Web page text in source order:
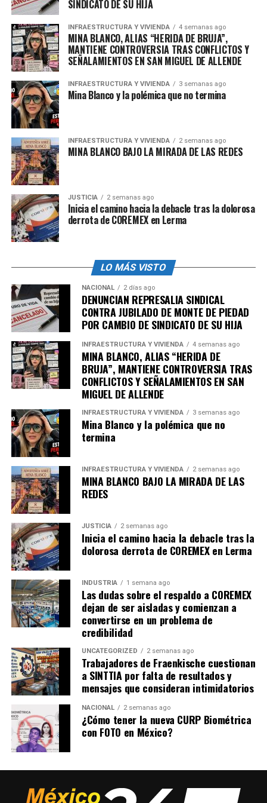
droga en Arizona, suroeste de EU.
Destacó que por “por primera vez, Estados Unidos tiene
como una de sus prioridades incautar armas de Estados
Unidos a México”, lo que atribuyó al diálogo que ha
mantenido con el presidente estadounidense Donald
Trump.
“En el pasado fue al revés. Con el (operativo) ‘Rápido y
furioso’, metieron armas a México con la idea de que
algún día iban a detener a personajes de la delincuencia
organizada(…) Ahora, están haciendo trabajo bajo
solicitud nuestra, desde la primera llamada que tuvimos
con el presidente Trump de incautar armas”, expuso.
Sheinbaum recibirá el lunes en Palacio Nacional al nuevo
embajador de Estados Unidos, Ronald Johnson, quien
representantes diplomáticos de distintos países.
Johnson asumirá el cargo que está vacante desde la
salida de Ken Salazar, quien fue el embajador durante la
Administración de Joe Biden (2021-2024) y que
protagonizó algunos desencuentros con los Gobiernos
mexicanos de Andrés Manuel López Obrador (2018-
2024) y la actual mandataria.
SINDICATO DE SU HIJA
INFRAESTRUCTURA Y VIVIENDA 4 semanas ago
MINA BLANCO, ALIAS “HERIDA DE BRUJA”,
MANTIENE CONTROVERSIA TRAS CONFLICTOS Y
SEÑALAMIENTOS EN SAN MIGUEL DE ALLENDE
INFRAESTRUCTURA Y VIVIENDA 3 semanas ago
Mina Blanco y la polémica que no termina
INFRAESTRUCTURA Y VIVIENDA 2 semanas ago
MINA BLANCO BAJO LA MIRADA DE LAS REDES
JUSTICIA 2 semanas ago
Inicia el camino hacia la debacle tras la dolorosa
derrota de COREMEX en Lerma
LO MÁS VISTO
NACIONAL 2 días ago
DENUNCIAN REPRESALIA SINDICAL
CONTRA JUBILADO DE MONTE DE PIEDAD
POR CAMBIO DE SINDICATO DE SU HIJA
INFRAESTRUCTURA Y VIVIENDA 4 semanas ago
MINA BLANCO, ALIAS “HERIDA DE
BRUJA”, MANTIENE CONTROVERSIA TRAS
CONFLICTOS Y SEÑALAMIENTOS EN SAN
MIGUEL DE ALLENDE
INFRAESTRUCTURA Y VIVIENDA 3 semanas ago
Mina Blanco y la polémica que no
termina
INFRAESTRUCTURA Y VIVIENDA 2 semanas ago
MINA BLANCO BAJO LA MIRADA DE LAS
REDES
JUSTICIA 2 semanas ago
Inicia el camino hacia la debacle tras la
dolorosa derrota de COREMEX en Lerma
INDUSTRIA 1 semana ago
Las dudas sobre el respaldo a COREMEX
dejan de ser aisladas y comienzan a
convertirse en un problema de
credibilidad
UNCATEGORIZED 2 semanas ago
Trabajadores de Fraenkische cuestionan
a SINTTIA por falta de resultados y
mensajes que consideran intimidatorios
NACIONAL 2 semanas ago
¿Cómo tener la nueva CURP Biométrica
con FOTO en México?